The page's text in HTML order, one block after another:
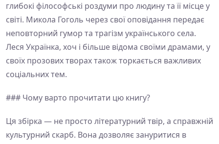
глибокі філософські роздуми про людину та її місце у
світі. Микола Гоголь через свої оповідання передає
неповторний гумор та трагізм українського села.
Леся Українка, хоч і більше відома своїми драмами, у
своїх прозових творах також торкається важливих
соціальних тем.
### Чому варто прочитати цю книгу?
Ця збірка — не просто літературний твір, а справжній
культурний скарб. Вона дозволяє зануритися в